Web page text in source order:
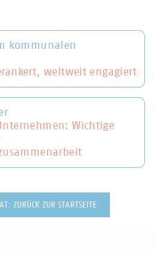
kommunalen
weltweit engagiert
Wichtige
ZURÜCK ZUR STARTSEITE